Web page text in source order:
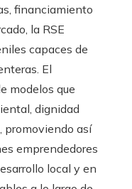
financiamiento
la RSE
capaces de
El
modelos que
dignidad
promoviendo así
emprendedores
local y en